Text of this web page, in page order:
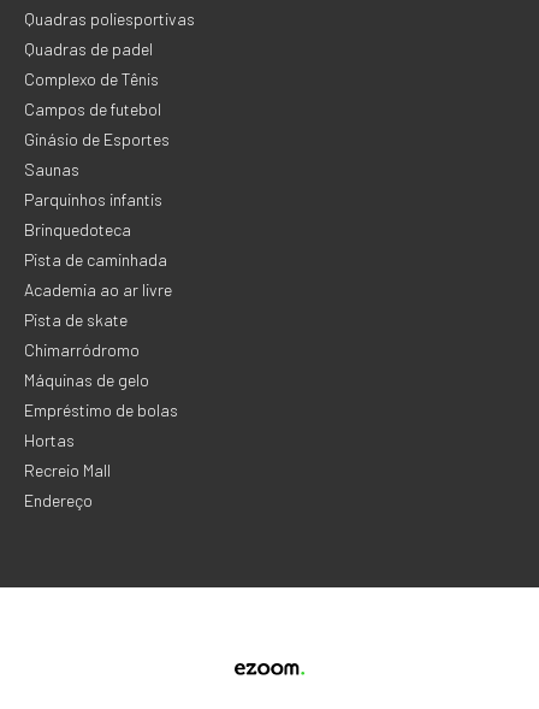
Quadras poliesportivas
Quadras de padel
Complexo de Tênis
Campos de futebol
Ginásio de Esportes
Saunas
Parquinhos infantis
Brinquedoteca
Pista de caminhada
Academia ao ar livre
Pista de skate
Chimarródromo
Máquinas de gelo
Empréstimo de bolas
Hortas
Recreio Mall
Endereço